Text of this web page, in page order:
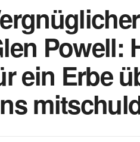
Powell:
ein Erbe